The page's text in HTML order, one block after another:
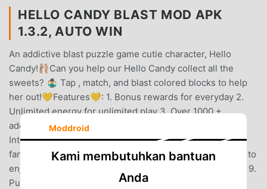
HELLO CANDY BLAST MOD APK
1.3.2, AUTO WIN
An addictive blast puzzle game cutie character, Hello
Candy!🩰Can you help our Hello Candy collect all the
sweets? 🤹‍♂️ Tap , match, and blast colored blocks to help
her out!💛Features💛: 1. Bonus rewards for everyday 2.
Unlimited energy for unlimited play 3. Over 1000 +
addictive levels and stages. 4. Completely free to play 5.
Internet connection not required 6. Juicy graphics and
fantastic effect! 7. Easy and fun game for kids and elders to
enjoy 8. Relaxing blast puzzle with enjoyable challenges 9.
Puzzle helps to train your brain for critical thinking10.
Moddroid
Kami membutuhkan bantuan
Anda